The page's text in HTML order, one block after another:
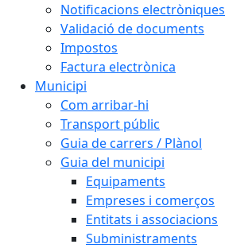
Notificacions electròniques
Validació de documents
Impostos
Factura electrònica
Municipi
Com arribar-hi
Transport públic
Guia de carrers / Plànol
Guia del municipi
Equipaments
Empreses i comerços
Entitats i associacions
Subministraments